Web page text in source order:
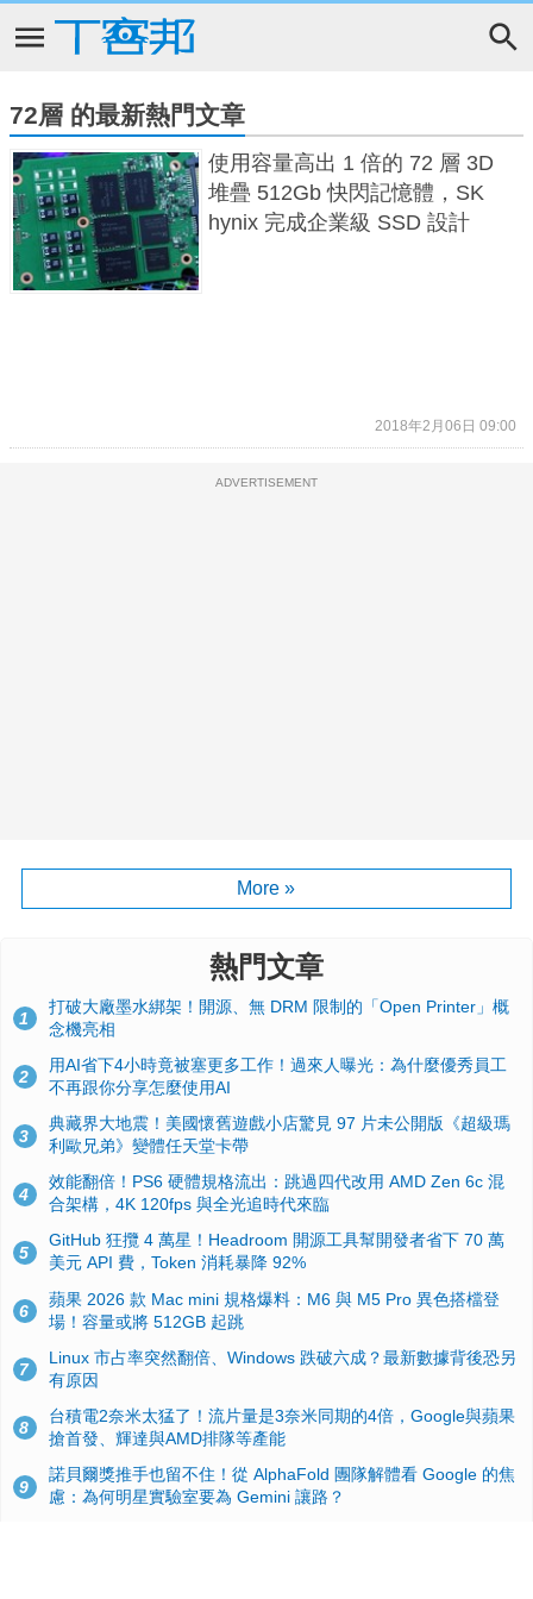
72層 的最新熱門文章
使用容量高出 1 倍的 72 層 3D
堆疊 512Gb 快閃記憶體，SK
hynix 完成企業級 SSD 設計
2018年2月06日 09:00
ADVERTISEMENT
More »
熱門文章
1
打破大廠墨水綁架！開源、無 DRM 限制的「Open Printer」概
念機亮相
2
用AI省下4小時竟被塞更多工作！過來人曝光：為什麼優秀員工
不再跟你分享怎麼使用AI
3
典藏界大地震！美國懷舊遊戲小店驚見 97 片未公開版《超級瑪
利歐兄弟》變體任天堂卡帶
4
效能翻倍！PS6 硬體規格流出：跳過四代改用 AMD Zen 6c 混
合架構，4K 120fps 與全光追時代來臨
5
GitHub 狂攬 4 萬星！Headroom 開源工具幫開發者省下 70 萬
美元 API 費，Token 消耗暴降 92%
6
蘋果 2026 款 Mac mini 規格爆料：M6 與 M5 Pro 異色搭檔登
場！容量或將 512GB 起跳
7
Linux 市占率突然翻倍、Windows 跌破六成？最新數據背後恐另
有原因
8
台積電2奈米太猛了！流片量是3奈米同期的4倍，Google與蘋果
搶首發、輝達與AMD排隊等產能
9
諾貝爾獎推手也留不住！從 AlphaFold 團隊解體看 Google 的焦
慮：為何明星實驗室要為 Gemini 讓路？